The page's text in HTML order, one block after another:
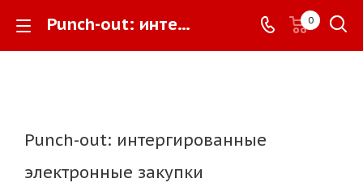
Punch-out: интергированные электронные закупки - 0
Punch-out: интергированные
электронные закупки